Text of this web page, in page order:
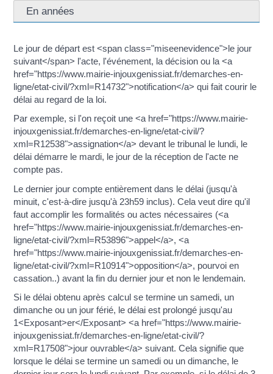
En années
Le jour de départ est <span class="miseenevidence">le jour
suivant</span> l'acte, l'événement, la décision ou la <a
href="https://www.mairie-injouxgenissiat.fr/demarches-en-
ligne/etat-civil/?xml=R14732">notification</a> qui fait courir le
délai au regard de la loi.
Par exemple, si l'on reçoit une <a href="https://www.mairie-
injouxgenissiat.fr/demarches-en-ligne/etat-civil/?
xml=R12538">assignation</a> devant le tribunal le lundi, le
délai démarre le mardi, le jour de la réception de l'acte ne
compte pas.
Le dernier jour compte entièrement dans le délai (jusqu'à
minuit, c'est-à-dire jusqu'à 23h59 inclus). Cela veut dire qu'il
faut accomplir les formalités ou actes nécessaires (<a
href="https://www.mairie-injouxgenissiat.fr/demarches-en-
ligne/etat-civil/?xml=R53896">appel</a>, <a
href="https://www.mairie-injouxgenissiat.fr/demarches-en-
ligne/etat-civil/?xml=R10914">opposition</a>, pourvoi en
cassation..) avant la fin du dernier jour et non le lendemain.
Si le délai obtenu après calcul se termine un samedi, un
dimanche ou un jour férié, le délai est prolongé jusqu'au
1<Exposant>er</Exposant> <a href="https://www.mairie-
injouxgenissiat.fr/demarches-en-ligne/etat-civil/?
xml=R17508">jour ouvrable</a> suivant. Cela signifie que
lorsque le délai se termine un samedi ou un dimanche, le